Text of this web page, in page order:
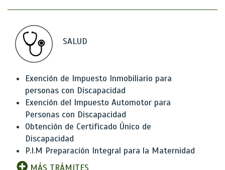
SALUD
Exención de Impuesto Inmobiliario para
personas con Discapacidad
Exención del Impuesto Automotor para
Personas con Discapacidad
Obtención de Certificado Único de
Discapacidad
P.I.M Preparación Integral para la Maternidad
MÁS TRÁMITES